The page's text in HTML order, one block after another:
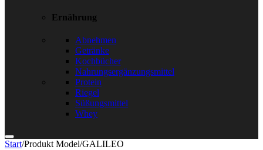
Ernährung
Abnehmen
Getränke
Kochbücher
Nahrungsergänzungsmittel
Protein
Riegel
Süßungsmittel
Whey
Start/Produkt Model/GALILEO